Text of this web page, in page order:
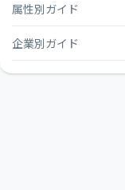
属性別ガイド
企業別ガイド